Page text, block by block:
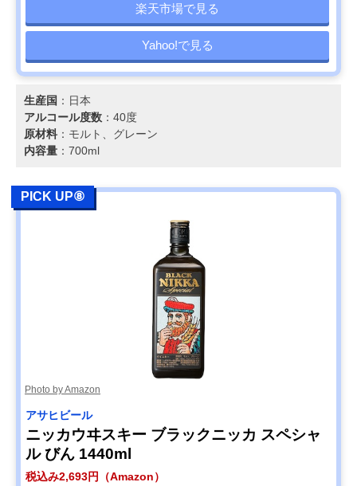
楽天市場で見る
Yahoo!で見る
生産国 ：日本
アルコール度数 ：40度
原材料 ：モルト、グレーン
内容量 ：700ml
PICK UP⑧
Photo by Amazon
アサヒビール
ニッカウヰスキー ブラックニッカ スペシャ
ル びん 1440ml
税込み2,693円（Amazon）